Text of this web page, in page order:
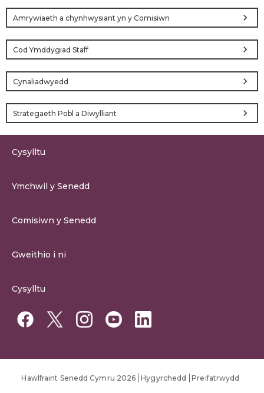
Amrywiaeth a chynhwysiant yn y Comisiwn chevron_right
Cod Ymddygiad Staff chevron_right
Cynaliadwyedd chevron_right
Strategaeth Pobl a Diwylliant chevron_right
Cysylltu
Cysylltu â Senedd Cymru
Ymchwil y Senedd
Comisiwn y Senedd
Fframwaith Llywodraethu Corfforaethol y Comisiwn
Gweithio i ni
Gweithio i Aelod Senedd
Cysylltu
Hawlfraint Senedd Cymru 2026 Hygyrchedd Preifatrwydd